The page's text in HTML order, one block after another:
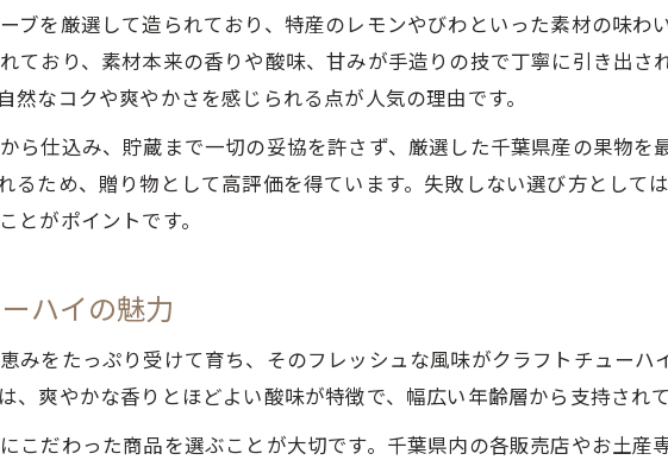
ブを厳選して造られており、特産のレモンやびわといった素材の味わ
ており、素材本来の香りや酸味、甘みが手造りの技で丁寧に引き出さ
なコクや爽やかさを感じられる点が人気の理由です。
ら仕込み、貯蔵まで一切の妥協を許さず、厳選した千葉県産の果物を
るため、贈り物として高評価を得ています。失敗しない選び方として
がポイントです。
ハイの魅力
みをたっぷり受けて育ち、そのフレッシュな風味がクラフトチューハ
爽やかな香りとほどよい酸味が特徴で、幅広い年齢層から支持されて
こだわった商品を選ぶことが大切です。千葉県内の各販売店やお土産